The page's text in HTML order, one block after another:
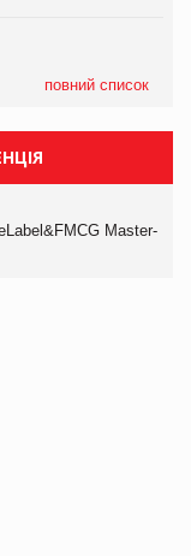
повний список
Master-